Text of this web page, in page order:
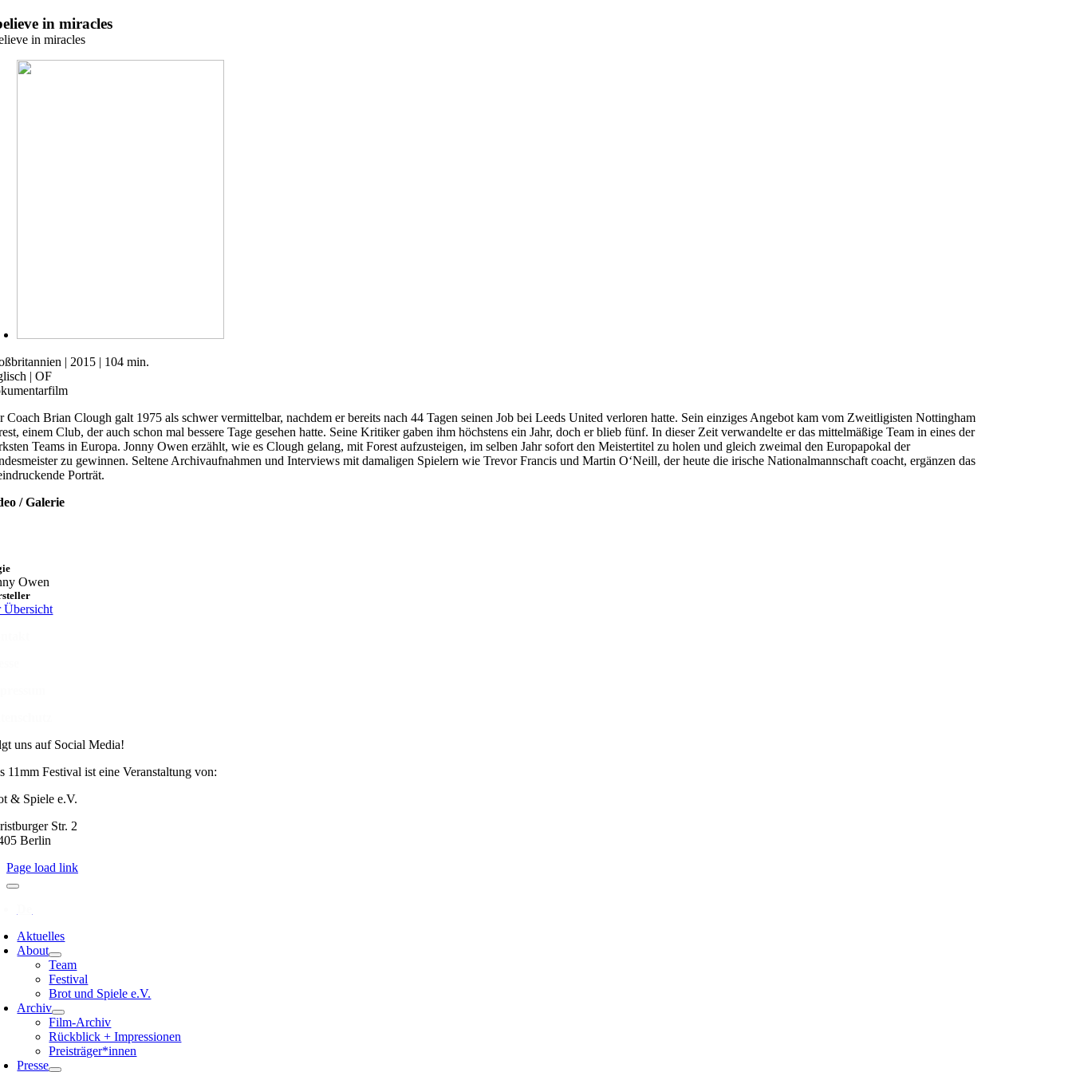
Zum
Inhalt
in miracles
in miracles
| 2015 | 104 min.
| OF
Coach Brian Clough galt 1975 als schwer vermittelbar, nachdem er bereits nach 44 Tagen seinen Job bei Leeds United verloren hatte. Sein einziges Angebot kam vom Zweitligisten Nottingham
einem Club, der auch schon mal bessere Tage gesehen hatte. Seine Kritiker gaben ihm höchstens ein Jahr, doch er blieb fünf. In dieser Zeit verwandelte er das mittelmäßige Team in eines der
Teams in Europa. Jonny Owen erzählt, wie es Clough gelang, mit Forest aufzusteigen, im selben Jahr sofort den Meistertitel zu holen und gleich zweimal den Europapokal der
zu gewinnen. Seltene Archivaufnahmen und Interviews mit damaligen Spielern wie Trevor Francis und Martin O‘Neill, der heute die irische Nationalmannschaft coacht, ergänzen das
Porträt.
/ Galerie
Owen
Übersicht
uns auf Social Media!
11mm Festival ist eine Veranstaltung von:
& Spiele e.V.
Str. 2
Berlin
Page load link
Aktuelles
About
Team
Festival
Brot und Spiele e.V.
Archiv
Film-Archiv
Rückblick + Impressionen
Preisträger*innen
Presse